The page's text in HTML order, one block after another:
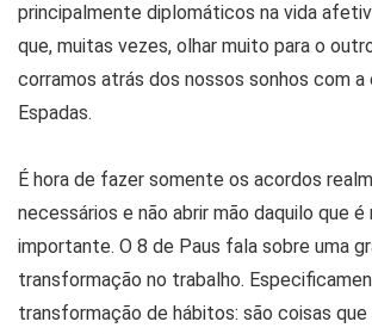
principalmente diplomáticos na vida
que, muitas vezes, olhar muito para o
corramos atrás dos nossos sonhos com a
Espadas.
É hora de fazer somente os acordos
necessários e não abrir mão daquilo que
importante. O 8 de Paus fala sobre uma
transformação no trabalho.
transformação de hábitos: são coisas